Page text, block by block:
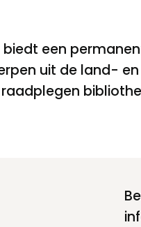
een
uit de land-